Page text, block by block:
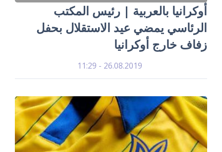
أوكرانيا بالعربية | رئيس المكتب
الرئاسي يمضي عيد الاستقلال بحفل
زفاف خارج أوكرانيا
26.08.2019 - 11:29